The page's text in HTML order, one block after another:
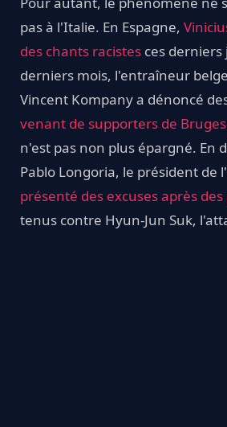
pas à l'Italie. En Espagne,
des chants racistes ces derniers
derniers mois, l'entraîneur
Vincent Kompany a dénoncé
venant de supporters de Bruges
n'est pas non plus épargné. En
Pablo Longoria, le président de
présenté des excuses après
tenus contre Hyun-Jun Suk,